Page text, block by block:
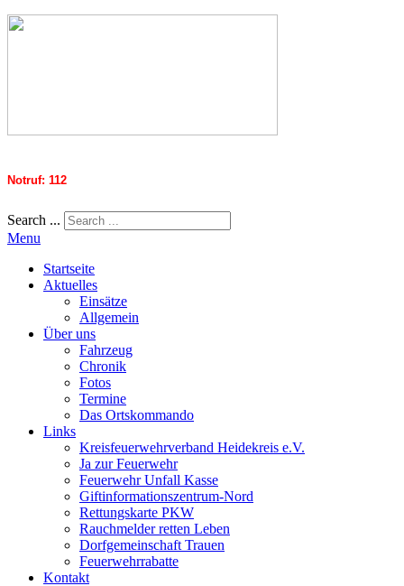
Notruf: 112
Search ...
Menu
Startseite
Aktuelles
Einsätze
Allgemein
Über uns
Fahrzeug
Chronik
Fotos
Termine
Das Ortskommando
Links
Kreisfeuerwehrverband Heidekreis e.V.
Ja zur Feuerwehr
Feuerwehr Unfall Kasse
Giftinformationszentrum-Nord
Rettungskarte PKW
Rauchmelder retten Leben
Dorfgemeinschaft Trauen
Feuerwehrrabatte
Kontakt